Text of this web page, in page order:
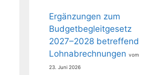
Ergänzungen zum
Budgetbegleitgesetz
2027–2028 betreffend
Lohnabrechnungen
23. Juni 2026